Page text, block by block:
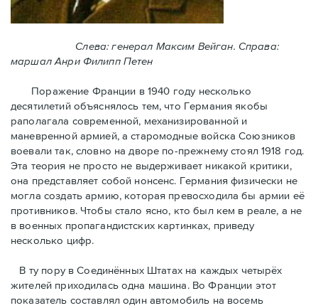
Слева: генерал Максим Вейган. Справа:
маршал Анри Филипп Петен
Поражение Франции в 1940 году несколько
десятилетий объяснялось тем, что Германия якобы
раполагала современной, механизированной и
маневренной армией, а старомодные войска Союзников
воевали так, словно на дворе по-прежнему стоял 1918 год.
Эта теория не просто не выдерживает никакой критики,
она представляет собой нонсенс. Германия физически не
могла создать армию, которая превосходила бы армии её
противников. Чтобы стало ясно, кто был кем в реале, а не
в военных пропагандистских картинках, приведу
несколько цифр.
В ту пору в Соединённых Штатах на каждых четырёх
жителей приходилась одна машина. Во Франции этот
показатель составлял один автомобиль на восемь